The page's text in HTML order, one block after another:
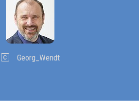
Georg_Wendt